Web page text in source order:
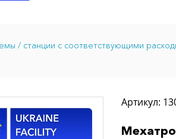
/ станции с соответствующими
Артикул: